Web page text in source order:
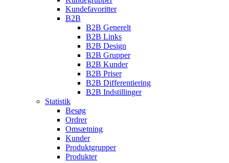
Kundefavoritter
B2B
B2B Generelt
B2B Links
B2B Design
B2B Grupper
B2B Kunder
B2B Priser
B2B Differentiering
B2B Indstillinger
Statistik
Besøg
Ordrer
Omsætning
Kunder
Produktgrupper
Produkter